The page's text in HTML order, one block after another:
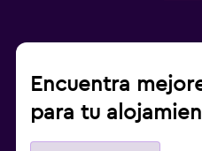
Encuentra
para tu